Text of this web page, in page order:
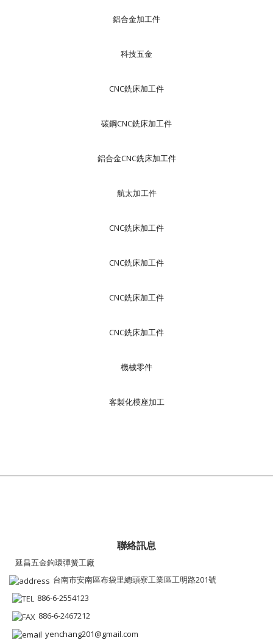
鋁合金加工件
科技五金
CNC銑床加工件
碳鋼CNC銑床加工件
鋁合金CNC銑床加工件
航太加工件
CNC銑床加工件
CNC銑床加工件
CNC銑床加工件
CNC銑床加工件
機械零件
客製化模座加工
聯絡訊息
延昌五金鉤環彈簧工廠
台南市安南區布袋里總頭寮工業區工明路201號
886-6-2554123
886-6-2467212
yenchang201@gmail.com